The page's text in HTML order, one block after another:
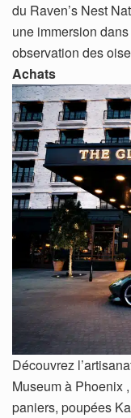
du Raven’s Nest
une immersion
observation des
Achats
Découvrez
Museum à Phoenix
paniers, poupées